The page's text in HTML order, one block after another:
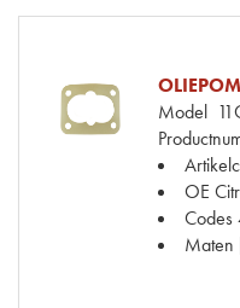
Model
OE
Codes
Maten